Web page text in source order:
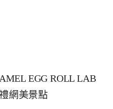
EGG ROLL LAB
網美景點